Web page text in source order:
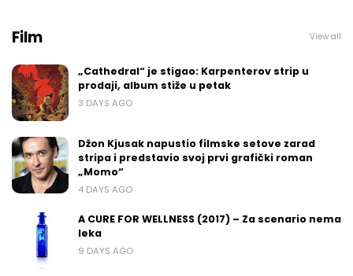
Film View all
„Cathedral“ je stigao: Karpenterov strip u
prodaji, album stiže u petak
3 DAYS AGO
Džon Kjusak napustio filmske setove zarad
stripa i predstavio svoj prvi grafički roman
„Momo“
4 DAYS AGO
A CURE FOR WELLNESS (2017) – Za scenario nema
leka
9 DAYS AGO